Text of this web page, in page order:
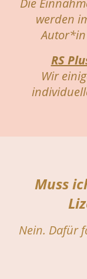
werden
Autor*in
RS
Wir
Muss
Nein. Dafür